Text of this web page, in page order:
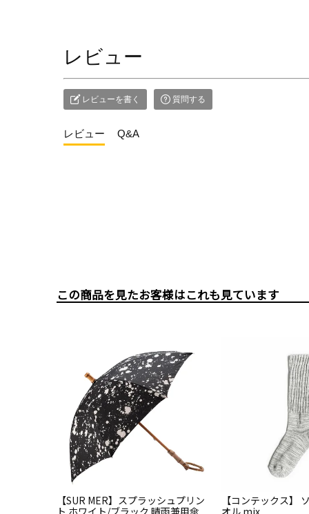
レビュー
レビューを書く 質問する
レビュー Q&A
この商品を見たお客様はこれも見ています
【SUR MER】スプラッシュプリン
ト ホワイト/ブラック 晴雨兼用傘
【コンテックス】
オル mix